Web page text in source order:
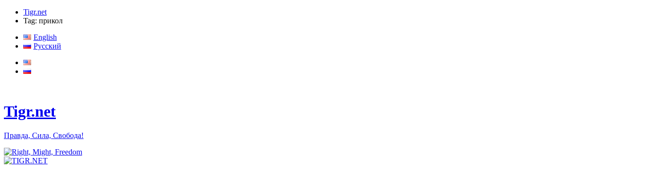
Tigr.net
Tag: прикол
English
Русский
Tigr.net
Правда, Сила, Свобода!